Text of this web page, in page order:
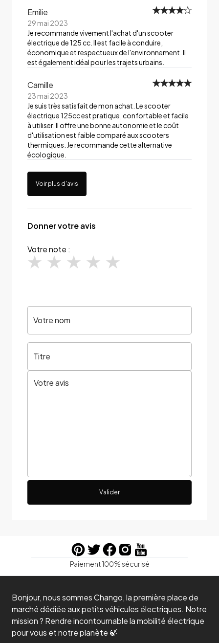
Emilie
29 mai 2023
Je recommande vivement l'achat d'un scooter
électrique de 125 cc. Il est facile à conduire,
économique et respectueux de l'environnement. Il
est également idéal pour les trajets urbains.
Camille
23 mai 2023
Je suis très satisfait de mon achat. Le scooter
électrique 125cc est pratique, confortable et facile
à utiliser. Il offre une bonne autonomie et le coût
d'utilisation est faible comparé aux scooters
thermiques. Je recommande cette alternative
écologique.
Voir plus d'avis
Donner votre avis
Votre note :
Votre nom
Titre
Valider
Paiement 100% sécurisé
Bonjour, nous sommes Chango, la première place de
marché dédiée aux petits véhicules électriques. Notre
mission ? Rendre incontournable la mobilité électrique
pour vous et notre planète 🍃